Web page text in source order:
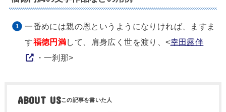
一番めには親の恩というようになりければ、ますま
す福徳円満して、肩身広く世を渡り、<幸田露伴
・一刹那>
ABOUT US